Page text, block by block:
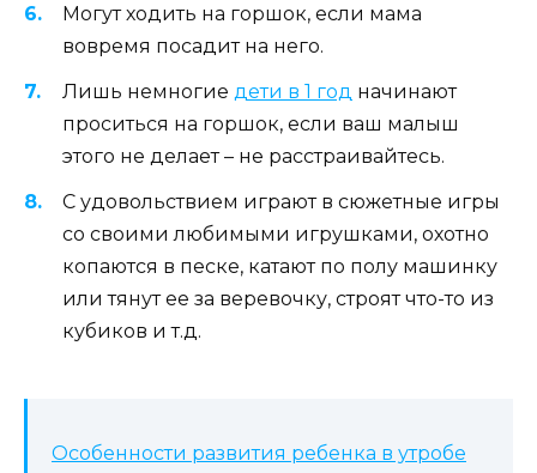
Могут ходить на горшок, если мама
вовремя посадит на него.
Лишь немногие дети в 1 год начинают
проситься на горшок, если ваш малыш
этого не делает – не расстраивайтесь.
С удовольствием играют в сюжетные игры
со своими любимыми игрушками, охотно
копаются в песке, катают по полу машинку
или тянут ее за веревочку, строят что-то из
кубиков и т.д.
Особенности развития ребенка в утробе